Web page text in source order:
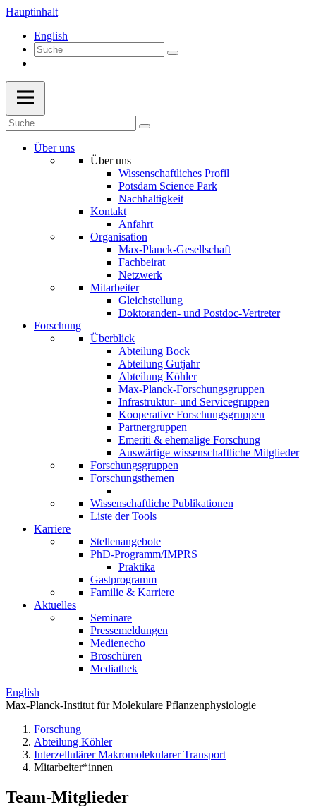
Hauptinhalt
English
Über uns
Über uns
Wissenschaftliches Profil
Potsdam Science Park
Nachhaltigkeit
Kontakt
Anfahrt
Organisation
Max-Planck-Gesellschaft
Fachbeirat
Netzwerk
Mitarbeiter
Gleichstellung
Doktoranden- und Postdoc-Vertreter
Forschung
Überblick
Abteilung Bock
Abteilung Gutjahr
Abteilung Köhler
Max-Planck-Forschungsgruppen
Infrastruktur- und Servicegruppen
Kooperative Forschungsgruppen
Partnergruppen
Emeriti & ehemalige Forschung
Auswärtige wissenschaftliche Mitglieder
Forschungsgruppen
Forschungsthemen
Wissenschaftliche Publikationen
Liste der Tools
Karriere
Stellenangebote
PhD-Programm/IMPRS
Praktika
Gastprogramm
Familie & Karriere
Aktuelles
Seminare
Pressemeldungen
Medienecho
Broschüren
Mediathek
English
Max-Planck-Institut für Molekulare Pflanzenphysiologie
Forschung
Abteilung Köhler
Interzellulärer Makromolekularer Transport
Mitarbeiter*innen
Team-Mitglieder